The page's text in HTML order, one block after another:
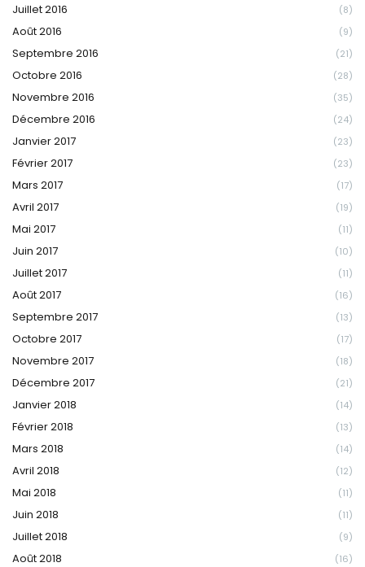
Juillet 2016 (8)
Août 2016 (9)
Septembre 2016 (21)
Octobre 2016 (28)
Novembre 2016 (35)
Décembre 2016 (24)
Janvier 2017 (23)
Février 2017 (23)
Mars 2017 (17)
Avril 2017 (19)
Mai 2017 (11)
Juin 2017 (10)
Juillet 2017 (11)
Août 2017 (16)
Septembre 2017 (13)
Octobre 2017 (17)
Novembre 2017 (18)
Décembre 2017 (21)
Janvier 2018 (14)
Février 2018 (13)
Mars 2018 (14)
Avril 2018 (12)
Mai 2018 (11)
Juin 2018 (11)
Juillet 2018 (9)
Août 2018 (16)